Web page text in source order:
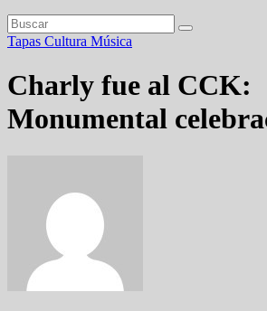
Tapas Cultura Música
Charly fue al CCK:
Monumental